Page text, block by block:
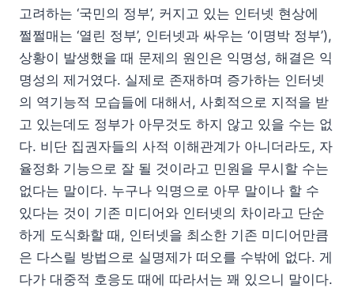
고려하는 ‘국민의 정부’, 커지고 있는 인터넷 현상에
쩔쩔매는 ‘열린 정부’, 인터넷과 싸우는 ‘이명박 정부’),
상황이 발생했을 때 문제의 원인은 익명성, 해결은 익
명성의 제거였다. 실제로 존재하며 증가하는 인터넷
의 역기능적 모습들에 대해서, 사회적으로 지적을 받
고 있는데도 정부가 아무것도 하지 않고 있을 수는 없
다. 비단 집권자들의 사적 이해관계가 아니더라도, 자
율정화 기능으로 잘 될 것이라고 민원을 무시할 수는
없다는 말이다. 누구나 익명으로 아무 말이나 할 수
있다는 것이 기존 미디어와 인터넷의 차이라고 단순
하게 도식화할 때, 인터넷을 최소한 기존 미디어만큼
은 다스릴 방법으로 실명제가 떠오를 수밖에 없다. 게
다가 대중적 호응도 때에 따라서는 꽤 있으니 말이다.